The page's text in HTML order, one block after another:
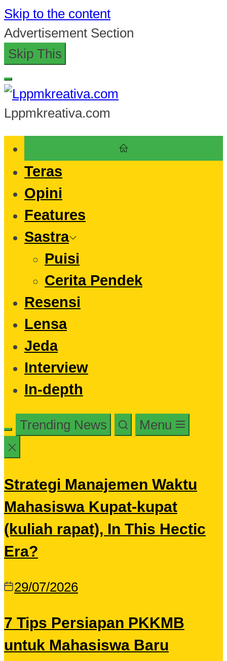
Skip to the content
Advertisement Section
Skip This
Lppmkreativa.com
Teras
Opini
Features
Sastra
Puisi
Cerita Pendek
Resensi
Lensa
Jeda
Interview
In-depth
Trending News Menu
Strategi Manajemen Waktu
Mahasiswa Kupat-kupat
(kuliah rapat), In This Hectic
Era?
29/07/2026
7 Tips Persiapan PKKMB
untuk Mahasiswa Baru